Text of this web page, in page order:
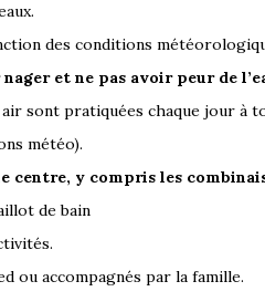
des conditions
et ne pas avoir peur de
sont pratiquées chaque jour à
météo).
centre, y compris les
de bain
ou accompagnés par la famille.